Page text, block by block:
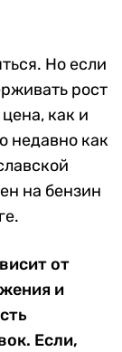
Но если
рост
как и
недавно как
на бензин
от
и
Если,